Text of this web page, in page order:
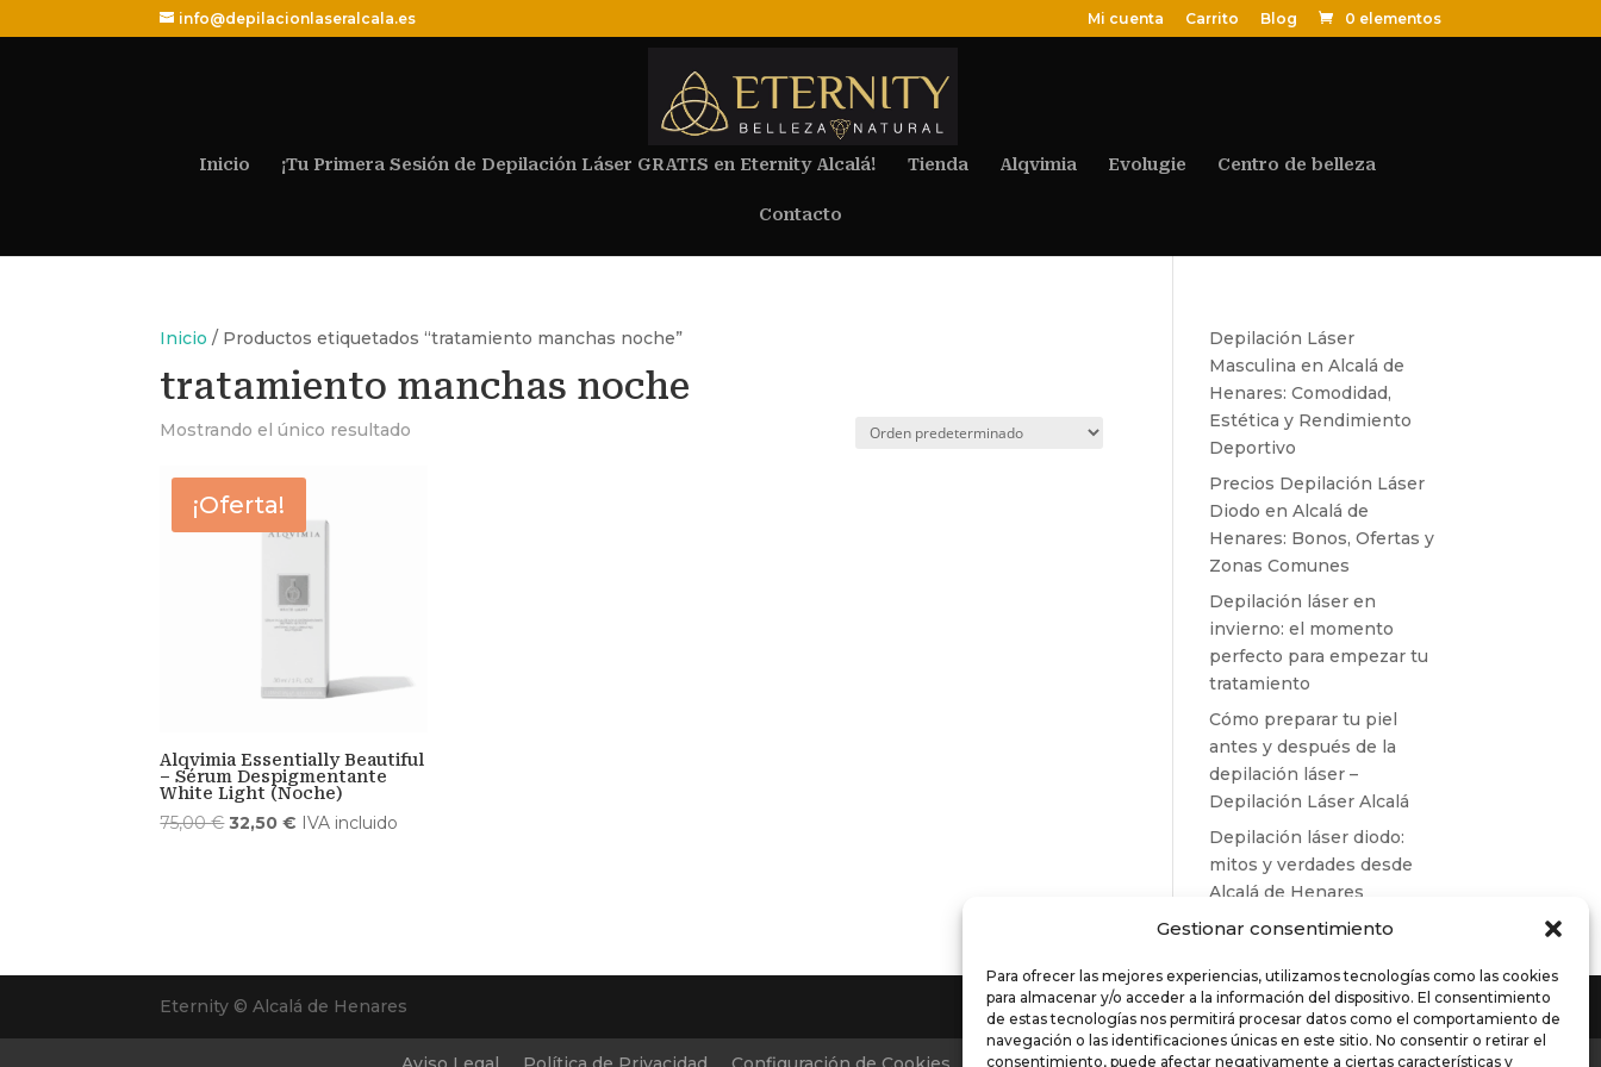
Gestionar consentimiento
Para ofrecer las mejores experiencias, utilizamos tecnologías como las cookies
para almacenar y/o acceder a la información del dispositivo. El consentimiento
de estas tecnologías nos permitirá procesar datos como el comportamiento de
navegación o las identificaciones únicas en este sitio. No consentir o retirar el
consentimiento, puede afectar negativamente a ciertas características y
info@depilacionlaseralcala.es Mi cuenta Carrito Blog 0 elementos
Inicio ¡Tu Primera Sesión de Depilación Láser GRATIS en Eternity Alcalá! Tienda Alqvimia Evolugie Centro de belleza
Contacto
Inicio / Productos etiquetados “tratamiento manchas noche”
tratamiento manchas noche
Mostrando el único resultado
¡Oferta!
Alqvimia Essentially Beautiful
– Sérum Despigmentante
White Light (Noche)
75,00€El
32,50€ ElIVA incluido
Depilación Láser
Masculina en Alcalá de
Henares: Comodidad,
Estética y Rendimiento
Deportivo
Precios Depilación Láser
Diodo en Alcalá de
Henares: Bonos, Ofertas y
Zonas Comunes
Depilación láser en
invierno: el momento
perfecto para empezar tu
tratamiento
Cómo preparar tu piel
antes y después de la
depilación láser –
Depilación Láser Alcalá
Depilación láser diodo:
mitos y verdades desde
Alcalá de Henares
Eternity © Alcalá de Henares